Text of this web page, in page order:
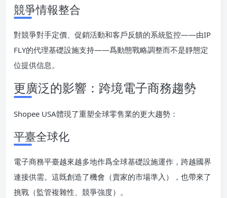
競爭情報整合
對競爭對手定價、促銷活動和客戶反饋的系統監控——由IP
FLY的代理基礎設施支持——爲動態戰略調整而不是靜態定
位提供信息。
更廣泛的影響：跨境電子商務趨勢
Shopee USA體現了重塑全球零售業的更大趨勢：
平臺全球化
電子商務平臺越來越多地作爲全球基礎設施運作，跨越國界
連接供需。這既創造了機會（賣家的市場準入），也帶來了
挑戰（監管複雜性、競爭強度）。